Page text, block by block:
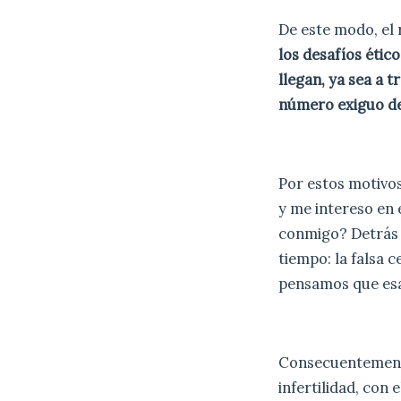
De este modo,
los desafíos
llegan, ya sea a
número exiguo
Por estos
y me intereso en
conmigo?
tiempo: la falsa
pensamos que
infertilidad, con